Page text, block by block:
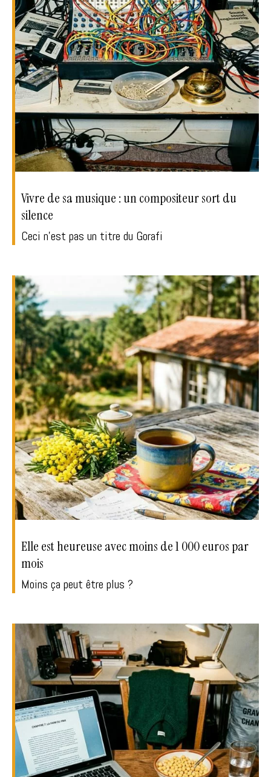
Vivre de sa musique : un compositeur sort du
silence
Ceci n'est pas un titre du Gorafi
Elle est heureuse avec moins de 1 000 euros par
mois
Moins ça peut être plus ?